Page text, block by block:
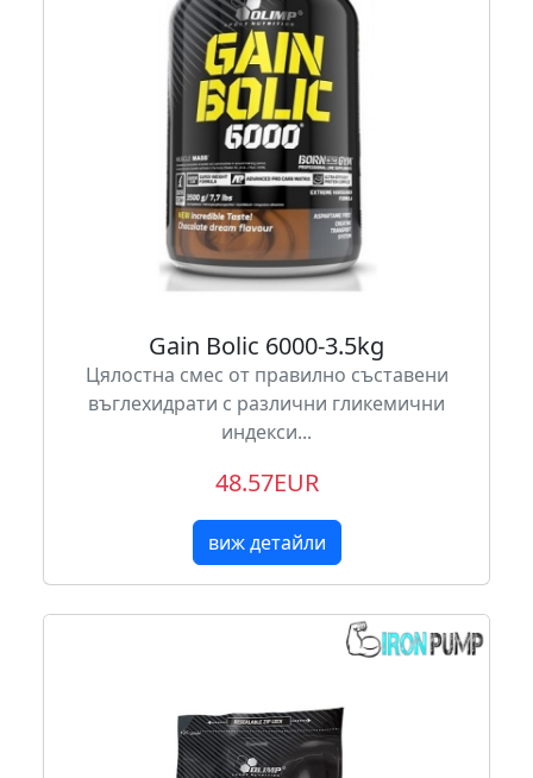
Gain Bolic 6000-3.5kg
Цялостна смес от правилно съставени
въглехидрати с различни гликемични
индекси...
48.57EUR
виж детайли